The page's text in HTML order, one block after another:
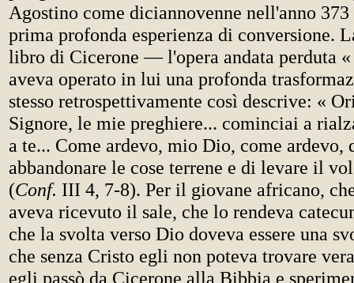
Agostino come diciannovenne nell'anno
prima profonda esperienza di conversione.
libro di Cicerone — l'opera andata perduta
aveva operato in lui una profonda
stesso retrospettivamente così descrive: «
Signore, le mie preghiere... cominciai a
a te... Come ardevo, mio Dio, come ardevo,
abbandonare le cose terrene e di levare il
(Conf. III 4, 7-8). Per il giovane africano,
aveva ricevuto il sale, che lo rendeva
che la svolta verso Dio doveva essere una
che senza Cristo egli non poteva trovare
egli passò da Cicerone alla Bibbia e